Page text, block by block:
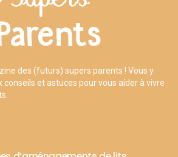
des (futurs) supers parents ! Vous y
et astuces pour vous aider à vivre